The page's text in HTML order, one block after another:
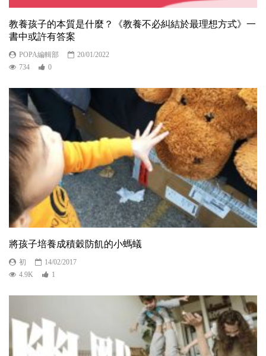
教養孩子的本質是什麼？《教養不必糾結於最理想方式》一
書中或許有答案
POPA編輯部
20/01/2022
734
0
將孩子培養成積穀防飢的小螞蟻
初
14/02/2017
4.9K
1